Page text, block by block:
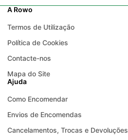
A Rowo
Termos de Utilização
Política de Cookies
Contacte-nos
Mapa do Site
Ajuda
Como Encomendar
Envios de Encomendas
Cancelamentos, Trocas e Devoluções